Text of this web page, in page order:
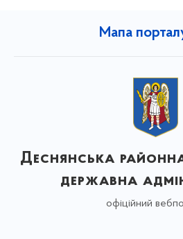
Мапа
Деснянська районна
державна
офіційний